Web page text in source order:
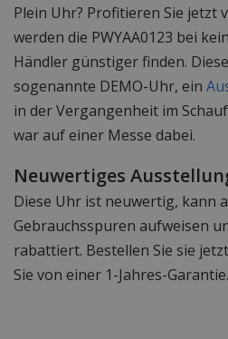
Plein Uhr? Profitieren Sie jetzt
werden die PWYAA0123 bei
Händler günstiger finden.
sogenannte DEMO-Uhr, ein
in der Vergangenheit im
war auf einer Messe dabei.
Neuwertiges
Diese Uhr ist neuwertig, kann
Gebrauchsspuren aufweisen
rabattiert. Bestellen Sie sie
Sie von einer 1-Jahres-Garantie.